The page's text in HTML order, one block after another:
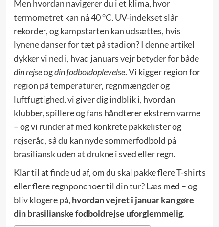
Men hvordan navigerer du i et klima, hvor
termometret kan nå 40 °C, UV-indekset slår
rekorder, og kampstarten kan udsættes, hvis
lynene danser for tæt på stadion? I denne artikel
dykker vi ned i, hvad januars vejr betyder for både
din rejseogdin fodboldoplevelse. Vi kigger region for
region på temperaturer, regnmængder og
luftfugtighed, vi giver dig indblik i, hvordan
klubber, spillere og fans håndterer ekstrem varme
– og vi runder af med konkrete pakkelister og
rejseråd, så du kan nyde sommerfodbold på
brasiliansk uden at drukne i sved eller regn.
Klar til at finde ud af, om du skal pakke flere T-shirts
eller flere regnponchoer til din tur? Læs med – og
bliv klogere på, hvordan vejret i januar kan gøre
din brasilianske fodboldrejse uforglemmelig.